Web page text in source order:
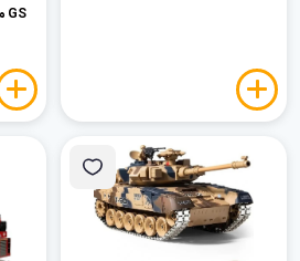
GS مقیاس ۱:۹